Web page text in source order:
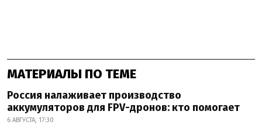
МАТЕРИАЛЫ ПО ТЕМЕ
Россия налаживает производство
аккумуляторов для FPV-дронов: кто помогает
6 АВГУСТА, 17:30